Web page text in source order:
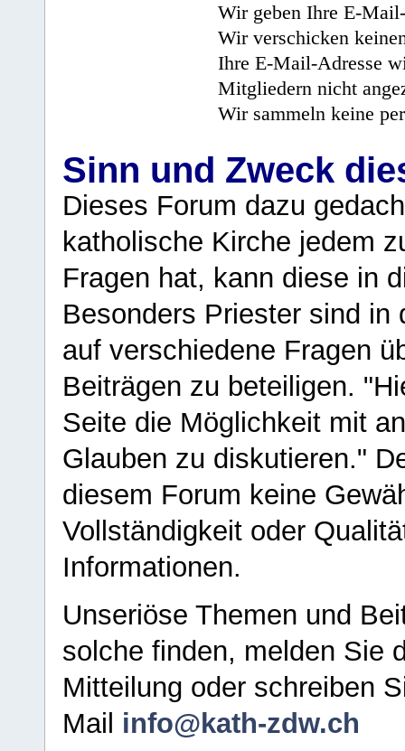
Wir geben Ihre E-
Wir verschicken
Ihre E-Mail-Adresse
Mitgliedern nicht
Wir sammeln keine
Sinn und Zweck
Dieses Forum dazu
katholische Kirche jedem
Fragen hat, kann diese in
Besonders Priester sind in
auf verschiedene Fragen
Beiträgen zu beteiligen.
Seite die Möglichkeit mit
Glauben zu diskutieren."
diesem Forum keine
Vollständigkeit oder
Informationen.
Unseriöse Themen und
solche finden, melden Sie
Mitteilung oder schreiben
Mail info@kath-zdw.ch